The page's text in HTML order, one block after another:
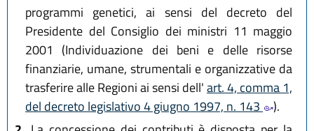
programmi genetici, ai sensi del decreto del
Presidente del Consiglio dei ministri 11 maggio
2001 (Individuazione dei beni e delle risorse
finanziarie, umane, strumentali e organizzative da
trasferire alle Regioni ai sensi dell'art. 4, comma 1,
del decreto legislativo 4 giugno 1997, n. 143
).